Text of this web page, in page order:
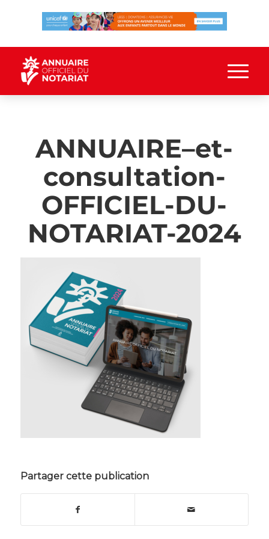
ANNUAIRE–et-
consultation-
OFFICIEL-DU-
NOTARIAT-2024
Partager cette publication